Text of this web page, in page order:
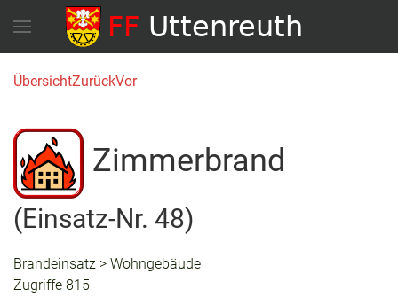
ÜbersichtZurückVor
Zimmerbrand
(Einsatz-Nr. 48)
Brandeinsatz > Wohngebäude
Zugriffe 815